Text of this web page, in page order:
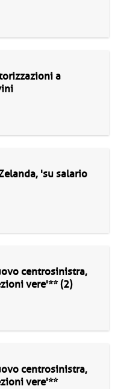
a
'su salario
centrosinistra,
vere'** (2)
centrosinistra,
vere'**